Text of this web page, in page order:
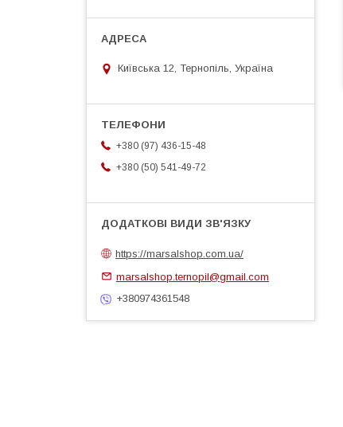
Київська 12, Тернопіль, Україна
+380 (97) 436-15-48
+380 (50) 541-49-72
https://marsalshop.com.ua/
marsalshop.ternopil@gmail.com
+380974361548